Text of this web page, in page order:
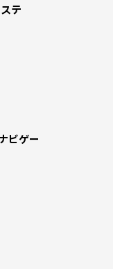
テ
ビゲー